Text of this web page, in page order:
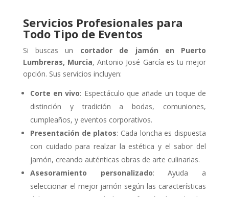
Servicios Profesionales para
Todo Tipo de Eventos
Si buscas un cortador de jamón en Puerto
Lumbreras, Murcia, Antonio José García es tu mejor
opción. Sus servicios incluyen:
Corte en vivo: Espectáculo que añade un toque de
distinción y tradición a bodas, comuniones,
cumpleaños, y eventos corporativos.
Presentación de platos: Cada loncha es dispuesta
con cuidado para realzar la estética y el sabor del
jamón, creando auténticas obras de arte culinarias.
Asesoramiento personalizado: Ayuda a
seleccionar el mejor jamón según las características